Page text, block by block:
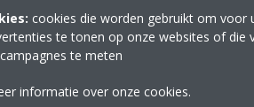
cookies die worden gebruikt om voor
te tonen op onze websites of die
te meten
informatie over onze cookies.